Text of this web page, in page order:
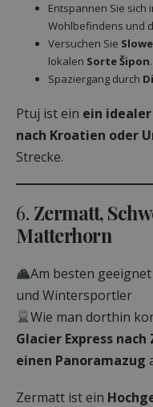
Entspannen Sie sich
Wohlbefindens und
Versuchen Sie
lokalen Sorte Šipon.
Spaziergang durch
Ptuj ist ein ein
nach Kroatien oder
Strecke.
6. Zermatt,
Matterhorn
Am besten
und Wintersportler
Wie man dorthin
Glacier Express
einen Panoramazug
Zermatt ist ein